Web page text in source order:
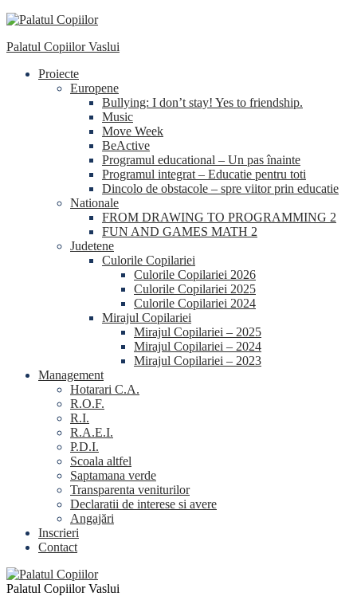
Palatul Copiilor Vaslui
Proiecte
Europene
Bullying: I don’t stay! Yes to friendship.
Music
Move Week
BeActive
Programul educational – Un pas înainte
Programul integrat – Educatie pentru toti
Dincolo de obstacole – spre viitor prin educatie
Nationale
FROM DRAWING TO PROGRAMMING 2
FUN AND GAMES MATH 2
Judetene
Culorile Copilariei
Culorile Copilariei 2026
Culorile Copilariei 2025
Culorile Copilariei 2024
Mirajul Copilariei
Mirajul Copilariei – 2025
Mirajul Copilariei – 2024
Mirajul Copilariei – 2023
Management
Hotarari C.A.
R.O.F.
R.I.
R.A.E.I.
P.D.I.
Scoala altfel
Saptamana verde
Transparenta veniturilor
Declaratii de interese si avere
Angajări
Inscrieri
Contact
Palatul Copiilor Vaslui